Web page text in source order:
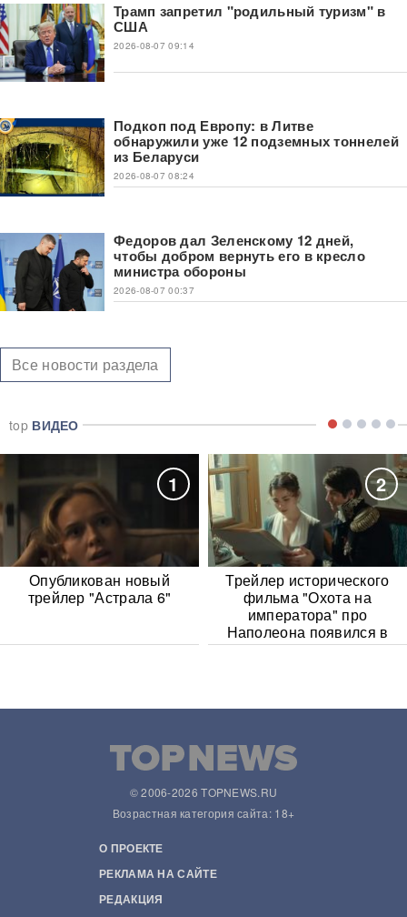
Трамп запретил "родильный туризм" в
США
2026-08-07 09:14
Подкоп под Европу: в Литве
обнаружили уже 12 подземных тоннелей
из Беларуси
2026-08-07 08:24
Федоров дал Зеленскому 12 дней,
чтобы добром вернуть его в кресло
министра обороны
2026-08-07 00:37
Все новости раздела
top ВИДЕО
1
Опубликован новый
трейлер "Астрала 6"
2
Трейлер исторического
фильма "Охота на
императора" про
Наполеона появился в
Сети
© 2006-2026 TOPNEWS.RU
Возрастная категория сайта: 18+
О ПРОЕКТЕ
РЕКЛАМА НА САЙТЕ
РЕДАКЦИЯ